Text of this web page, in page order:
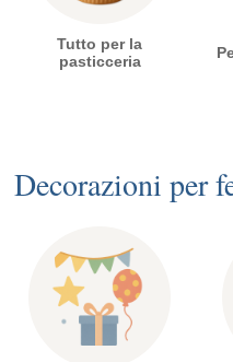
Tutto per la
pasticceria
Decorazioni per